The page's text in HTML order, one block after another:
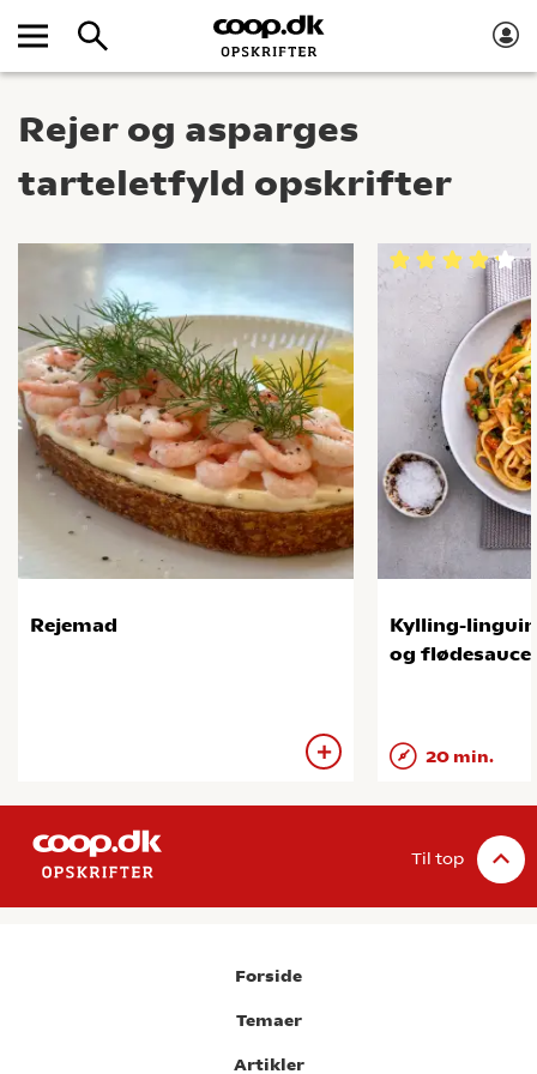
Rejer og asparges
tarteletfyld opskrifter
Rejemad
Kylling-
og flødesauce
20 min.
Til top
Forside
Temaer
Artikler